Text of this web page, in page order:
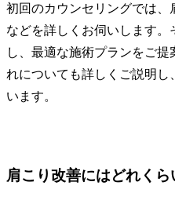
初回のカウンセリングでは
などを詳しくお伺いします
し、最適な施術プランをご
れについても詳しくご説明
います。
肩こり改善にはどれく